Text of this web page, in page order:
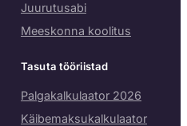
Juurutusabi
Meeskonna koolitus
Tasuta tööriistad
Palgakalkulaator 2026
Käibemaksukalkulaator